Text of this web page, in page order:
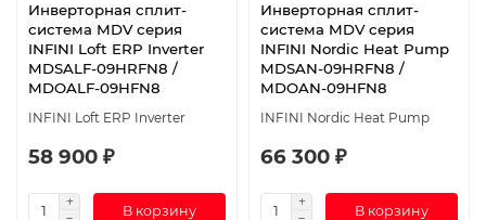
Инверторная сплит-
система MDV серия
INFINI Loft ERP Inverter
MDSALF-09HRFN8 /
MDOALF-09HFN8
INFINI Loft ERP Inverter
58 900 ₽
В корзину
Инверторная сплит-
система MDV серия
INFINI Nordic Heat Pump
MDSAN-09HRFN8 /
MDOAN-09HFN8
INFINI Nordic Heat Pump
66 300 ₽
В корзину